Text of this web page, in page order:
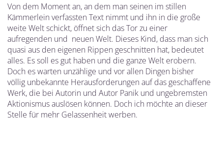
Von dem Moment an, an dem man seinen im stillen
Kämmerlein verfassten Text nimmt und ihn in die große
weite Welt schickt, öffnet sich das Tor zu einer
aufregenden und neuen Welt. Dieses Kind, dass man sich
quasi aus den eigenen Rippen geschnitten hat, bedeutet
alles. Es soll es gut haben und die ganze Welt erobern.
Doch es warten unzählige und vor allen Dingen bisher
völlig unbekannte Herausforderungen auf das geschaffene
Werk, die bei Autorin und Autor Panik und ungebremsten
Aktionismus auslösen können. Doch ich möchte an dieser
Stelle für mehr Gelassenheit werben.